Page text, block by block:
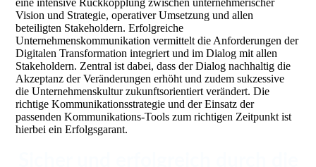
eine intensive Rückkopplung zwischen unternehmerischer
Vision und Strategie, operativer Umsetzung und allen
beteiligten Stakeholdern. Erfolgreiche
Unternehmenskommunikation vermittelt die Anforderungen der
Digitalen Transformation integriert und im Dialog mit allen
Stakeholdern. Zentral ist dabei, dass der Dialog nachhaltig die
Akzeptanz der Veränderungen erhöht und zudem sukzessive
die Unternehmenskultur zukunftsorientiert verändert. Die
richtige Kommunikationsstrategie und der Einsatz der
passenden Kommunikations-Tools zum richtigen Zeitpunkt ist
hierbei ein Erfolgsgarant.